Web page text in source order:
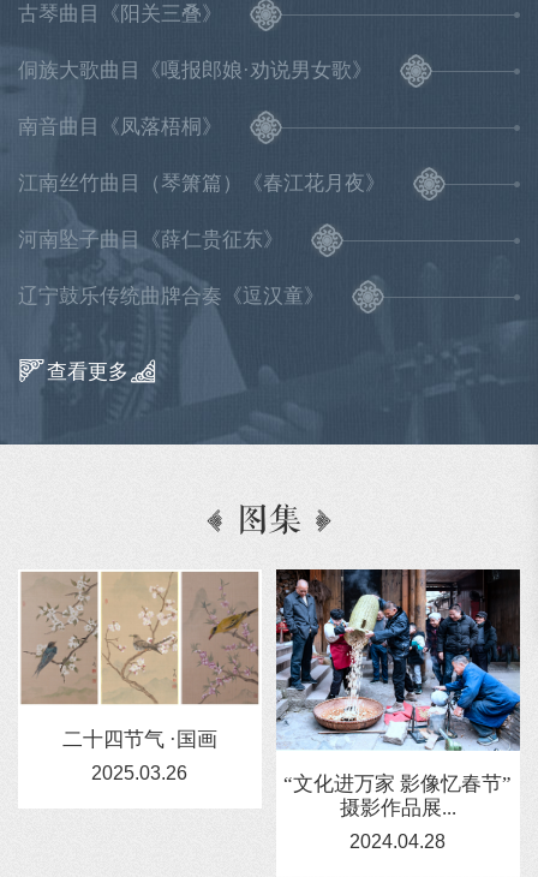
古琴曲目《阳关三叠》
侗族大歌曲目《嘎报郎娘·劝说男女歌》
南音曲目《凤落梧桐》
江南丝竹曲目（琴箫篇）《春江花月夜》
河南坠子曲目《薛仁贵征东》
辽宁鼓乐传统曲牌合奏《逗汉童》
查看更多
图集
二十四节气 ·国画
2025.03.26
“文化进万家 影像忆春节”
摄影作品展...
2024.04.28